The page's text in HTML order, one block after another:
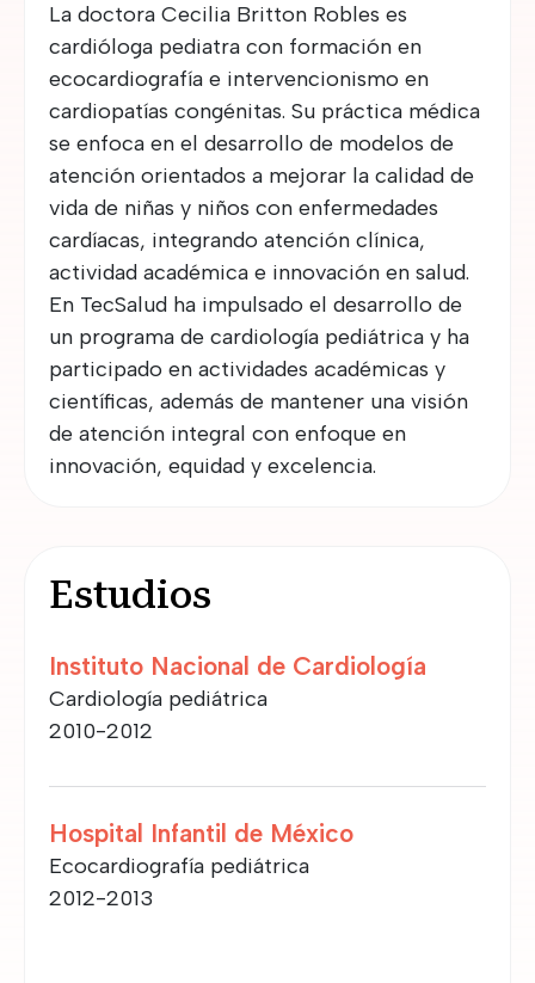
La doctora Cecilia Britton Robles es
cardióloga pediatra con formación en
ecocardiografía e intervencionismo en
cardiopatías congénitas. Su práctica médica
se enfoca en el desarrollo de modelos de
atención orientados a mejorar la calidad de
vida de niñas y niños con enfermedades
cardíacas, integrando atención clínica,
actividad académica e innovación en salud.
En TecSalud ha impulsado el desarrollo de
un programa de cardiología pediátrica y ha
participado en actividades académicas y
científicas, además de mantener una visión
de atención integral con enfoque en
innovación, equidad y excelencia.
Estudios
Instituto Nacional de Cardiología
Cardiología pediátrica
2010-2012
Hospital Infantil de México
Ecocardiografía pediátrica
2012-2013